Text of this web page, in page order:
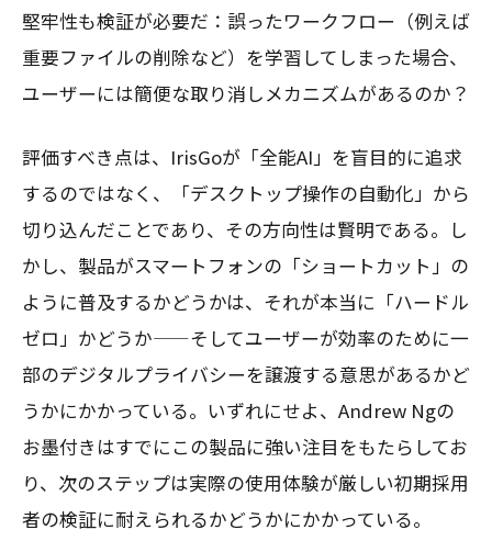
堅牢性も検証が必要だ：誤ったワークフロー（例えば
重要ファイルの削除など）を学習してしまった場合、
ユーザーには簡便な取り消しメカニズムがあるのか？
評価すべき点は、IrisGoが「全能AI」を盲目的に追求
するのではなく、「デスクトップ操作の自動化」から
切り込んだことであり、その方向性は賢明である。し
かし、製品がスマートフォンの「ショートカット」の
ように普及するかどうかは、それが本当に「ハードル
ゼロ」かどうか——そしてユーザーが効率のために一
部のデジタルプライバシーを譲渡する意思があるかど
うかにかかっている。いずれにせよ、Andrew Ngの
お墨付きはすでにこの製品に強い注目をもたらしてお
り、次のステップは実際の使用体験が厳しい初期採用
者の検証に耐えられるかどうかにかかっている。